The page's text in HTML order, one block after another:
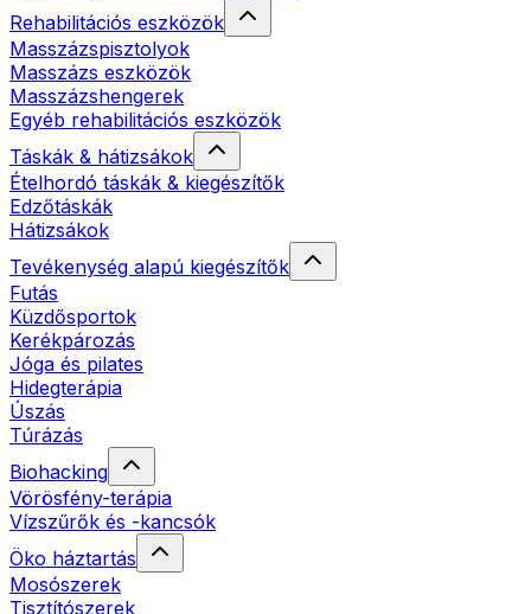
Rehabilitációs eszközök
Masszázspisztolyok
Masszázs eszközök
Masszázshengerek
Egyéb rehabilitációs eszközök
Táskák & hátizsákok
Ételhordó táskák & kiegészítők
Edzőtáskák
Hátizsákok
Tevékenység alapú kiegészítők
Futás
Küzdősportok
Kerékpározás
Jóga és pilates
Hidegterápia
Úszás
Túrázás
Biohacking
Vörösfény-terápia
Vízszűrők és -kancsók
Öko háztartás
Mosószerek
Tisztítószerek